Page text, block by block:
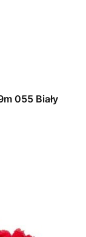
055 Biały